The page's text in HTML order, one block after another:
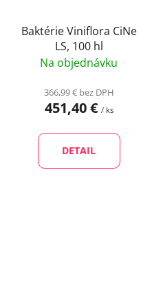
Baktérie Viniflora CiNe
LS, 100 hl
Na objednávku
366,99 € bez DPH
451,40 € / ks
DETAIL